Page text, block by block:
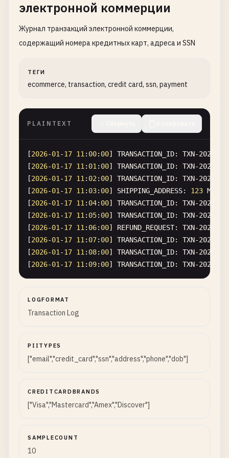
электронной коммерции
Журнал транзакций электронной коммерции,
содержащий номера кредитных карт, адреса и SSN
ТЕГИ
ecommerce, transaction, credit card, ssn, payment
PLAINTEXT
[2026-01 -17 11 : 00: 00] TRANSACTION_ID: TXN-2026-
[2026-01 -17 11 : 01 : 00] TRANSACTION_ID: TXN-2026-
[2026-01 -17 11 : 02 : 00] TRANSACTION_ID: TXN-2026-
[2026-01 -17 11 : 03: 00] SHIPPING_ADDRESS: 123 Main
[2026-01 -17 11 : 04: 00] TRANSACTION_ID: TXN-2026-
[2026-01 -17 11 : 05: 00] TRANSACTION_ID: TXN-2026-
[2026-01 -17 11 : 06: 00] REFUND_REQUEST: TXN-2026-
[2026-01 -17 11 : 07: 00] TRANSACTION_ID: TXN-2026-
[2026-01 -17 11 : 08: 00] TRANSACTION_ID: TXN-2026-
[2026-01 -17 11 : 09: 00] TRANSACTION_ID: TXN-2026-
LOGFORMAT
Transaction Log
PIITYPES
["email","credit_card","ssn","address","phone","dob"]
CREDITCARDBRANDS
["Visa","Mastercard","Amex","Discover"]
SAMPLECOUNT
10